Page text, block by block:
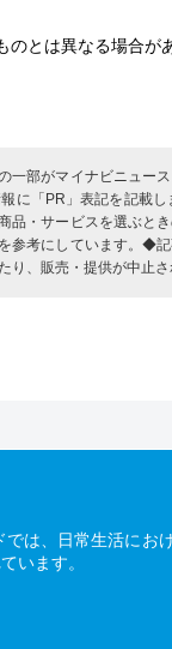
とは異なる場合が
部がマイナビニュー
に「PR」表記を記載
品・サービスを選ぶと
参考にしています。◆
、販売・提供が中止さ
は、日常生活にお
います。